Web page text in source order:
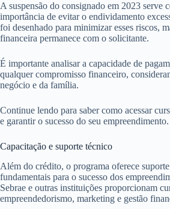
A suspensão do consignado em 2023 serve
importância de evitar o endividamento
foi desenhado para minimizar esses riscos,
financeira permanece com o solicitante.
É importante analisar a capacidade de
qualquer compromisso financeiro,
negócio e da família.
Continue lendo para saber como acessar
e garantir o sucesso do seu empreendimento.
Capacitação e suporte técnico
Além do crédito, o programa oferece
fundamentais para o sucesso dos
Sebrae e outras instituições proporcionam
empreendedorismo, marketing e gestão